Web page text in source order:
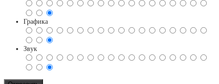
Графика
Звук